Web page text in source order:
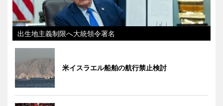
出生地主義制限へ大統領令署名
米イスラエル船舶の航行禁止検討